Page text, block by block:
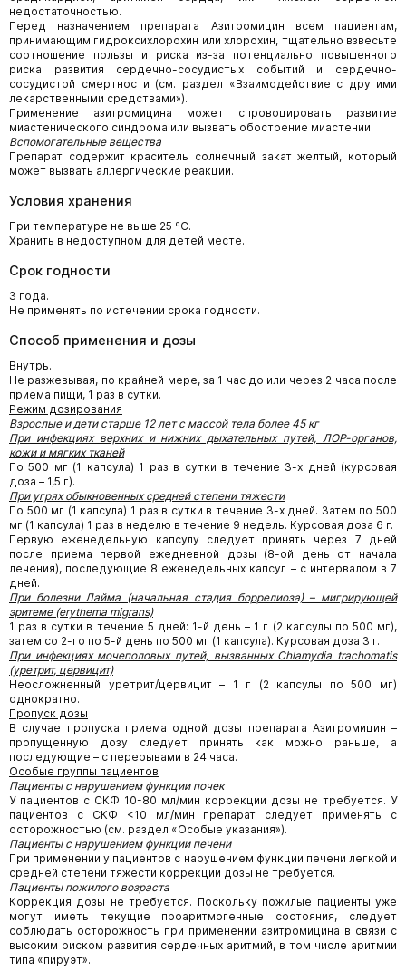
недостаточностью.
Перед назначением препарата Азитромицин всем пациентам,
принимающим гидроксихлорохин или хлорохин, тщательно взвесьте
соотношение пользы и риска из-за потенциально повышенного
риска развития сердечно-сосудистых событий и сердечно-
сосудистой смертности (см. раздел «Взаимодействие с другими
лекарственными средствами»).
Применение азитромицина может спровоцировать развитие
миастенического синдрома или вызвать обострение миастении.
Вспомогательные вещества
Препарат содержит краситель солнечный закат желтый, который
может вызвать аллергические реакции.
Условия хранения
При температуре не выше 25 ºС.
Хранить в недоступном для детей месте.
Срок годности
3 года.
Не применять по истечении срока годности.
Способ применения и дозы
Внутрь.
Не разжевывая, по крайней мере, за 1 час до или через 2 часа после
приема пищи, 1 раз в сутки.
Режим дозирования
Взрослые и дети старше 12 лет с массой тела более 45 кг
При инфекциях верхних и нижних дыхательных путей, ЛОР-органов,
кожи и мягких тканей
По 500 мг (1 капсула) 1 раз в сутки в течение 3-х дней (курсовая
доза – 1,5 г).
При угрях обыкновенных средней степени тяжести
По 500 мг (1 капсула) 1 раз в сутки в течение 3-х дней. Затем по 500
мг (1 капсула) 1 раз в неделю в течение 9 недель. Курсовая доза 6 г.
Первую еженедельную капсулу следует принять через 7 дней
после приема первой ежедневной дозы (8-ой день от начала
лечения), последующие 8 еженедельных капсул – с интервалом в 7
дней.
При болезни Лайма (начальная стадия боррелиоза) – мигрирующей
эритеме (erythema migrans)
1 раз в сутки в течение 5 дней: 1-й день – 1 г (2 капсулы по 500 мг),
затем со 2-го по 5-й день по 500 мг (1 капсула). Курсовая доза 3 г.
При инфекциях мочеполовых путей, вызванных Chlamydia trachomatis
(уретрит, цервицит)
Неосложненный уретрит/цервицит – 1 г (2 капсулы по 500 мг)
однократно.
Пропуск дозы
В случае пропуска приема одной дозы препарата Азитромицин –
пропущенную дозу следует принять как можно раньше, а
последующие – с перерывами в 24 часа.
Особые группы пациентов
Пациенты с нарушением функции почек
У пациентов с СКФ 10-80 мл/мин коррекции дозы не требуется. У
пациентов с СКФ <10 мл/мин препарат следует применять с
осторожностью (см. раздел «Особые указания»).
Пациенты с нарушением функции печени
При применении у пациентов с нарушением функции печени легкой и
средней степени тяжести коррекции дозы не требуется.
Пациенты пожилого возраста
Коррекция дозы не требуется. Поскольку пожилые пациенты уже
могут иметь текущие проаритмогенные состояния, следует
соблюдать осторожность при применении азитромицина в связи с
высоким риском развития сердечных аритмий, в том числе аритмии
типа «пируэт».